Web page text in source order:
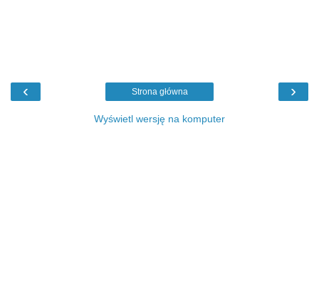
‹ ›
Strona główna
Wyświetl wersję na komputer